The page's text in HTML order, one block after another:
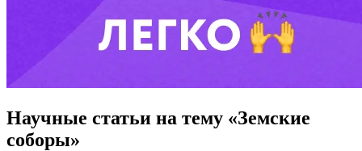
Научные статьи на тему «Земские
соборы»